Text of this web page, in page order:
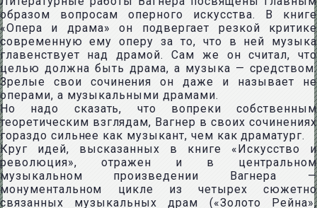
образом вопросам оперного искусства. В книге
«Опера и драма» он подвергает резкой критике
современную ему оперу за то, что в ней музыка
главенствует над драмой. Сам же он считал, что
целью должна быть драма, а музыка — средством.
Зрелые свои сочинения он даже и называет не
операми, а музыкальными драмами.
Но надо сказать, что вопреки собственным
теоретическим взглядам, Вагнер в своих сочинениях
гораздо сильнее как музыкант, чем как драматург.
Круг идей, высказанных в книге «Искусство и
революция», отражен и в центральном
музыкальном произведении Вагнера —
монументальном цикле из четырех сюжетно
связанных музыкальных драм («Золото Рейна»,